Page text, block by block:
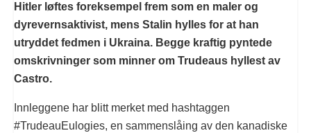
Hitler løftes foreksempel frem som en maler og
dyrevernsaktivist, mens Stalin hylles for at han
utryddet fedmen i Ukraina. Begge kraftig pyntede
omskrivninger som minner om Trudeaus hyllest av
Castro.
Innleggene har blitt merket med hashtaggen
#TrudeauEulogies, en sammenslåing av den kanadiske